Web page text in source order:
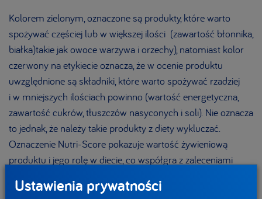
Kolorem zielonym, oznaczone są produkty, które warto
spożywać częściej lub w większej ilości (zawartość błonnika,
białka)takie jak owoce warzywa i orzechy), natomiast kolor
czerwony na etykiecie oznacza, że w ocenie produktu
uwzględnione są składniki, które warto spożywać rzadziej
i w mniejszych ilościach powinno (wartość energetyczna,
zawartość cukrów, tłuszczów nasyconych i soli). Nie oznacza
to jednak, że należy takie produkty z diety wykluczać.
Oznaczenie Nutri-Score pokazuje wartość żywieniową
produktu i jego rolę w diecie, co współgra z zaleceniami
miejsce na różnorodne produkty żywieniowe, tak więc każdy
Ustawienia prywatności